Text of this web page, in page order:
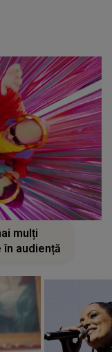
mulți
audiență